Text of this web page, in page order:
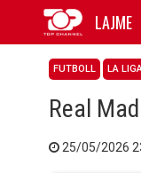
LAJME
FUTBOLL LA
Real
25/05/2026